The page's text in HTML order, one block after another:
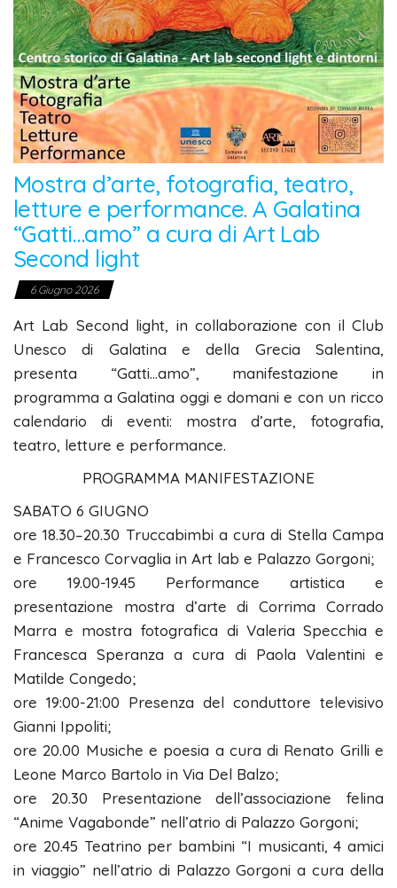
Mostra d’arte, fotografia, teatro,
letture e performance. A Galatina
“Gatti…amo” a cura di Art Lab
Second light
6 Giugno 2026
Art Lab Second light, in collaborazione con il Club
Unesco di Galatina e della Grecia Salentina,
presenta “Gatti…amo”, manifestazione in
programma a Galatina oggi e domani e con un ricco
calendario di eventi: mostra d’arte, fotografia,
teatro, letture e performance.
PROGRAMMA MANIFESTAZIONE
SABATO 6 GIUGNO
ore 18.30–20.30 Truccabimbi a cura di Stella Campa
e Francesco Corvaglia in Art lab e Palazzo Gorgoni;
ore 19.00-19.45 Performance artistica e
presentazione mostra d’arte di Corrima Corrado
Marra e mostra fotografica di Valeria Specchia e
Francesca Speranza a cura di Paola Valentini e
Matilde Congedo;
ore 19:00-21:00 Presenza del conduttore televisivo
Gianni Ippoliti;
ore 20.00 Musiche e poesia a cura di Renato Grilli e
Leone Marco Bartolo in Via Del Balzo;
ore 20.30 Presentazione dell’associazione felina
“Anime Vagabonde” nell’atrio di Palazzo Gorgoni;
ore 20.45 Teatrino per bambini “I musicanti, 4 amici
in viaggio” nell’atrio di Palazzo Gorgoni a cura della